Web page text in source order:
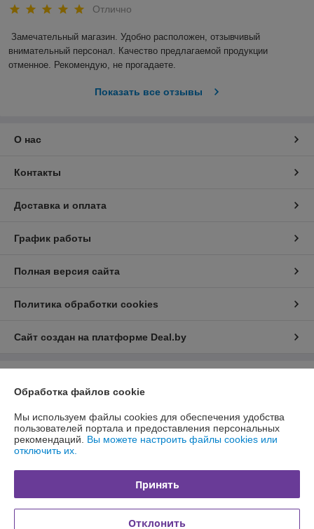
Отлично
Замечательный магазин. Удобно расположен, отзывчивый
внимательный персонал. Качество предлагаемой продукции
отменное. Рекомендую, не прогадаете.
Показать все отзывы
О нас
Контакты
Доставка и оплата
График работы
Полная версия сайта
Политика обработки cookies
Сайт создан на платформе Deal.by
223053, Минская область, Минский район, Боровлянский сельсовет, д.
Боровляны, ул. 40 лет Побе
Регистрационный номер ЕГР: 300044043
УНП: 300044043
Регистрационный орган: Минский горисполком
Дата регистрации компании: 29.09.2000
Обработка файлов cookie
Мы используем файлы cookies для обеспечения удобства
пользователей портала и предоставления персональных
рекомендаций. Вы можете настроить файлы cookies или
отключить их.
Принять
Отклонить